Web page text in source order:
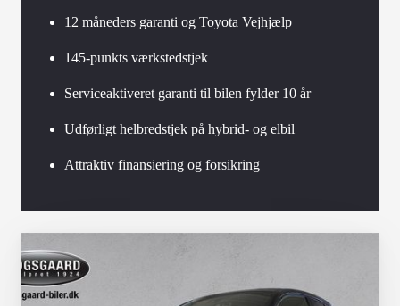
12 måneders garanti og Toyota Vejhjælp
145-punkts værkstedstjek
Serviceaktiveret garanti til bilen fylder 10 år
Udførligt helbredstjek på hybrid- og elbil
Attraktiv finansiering og forsikring